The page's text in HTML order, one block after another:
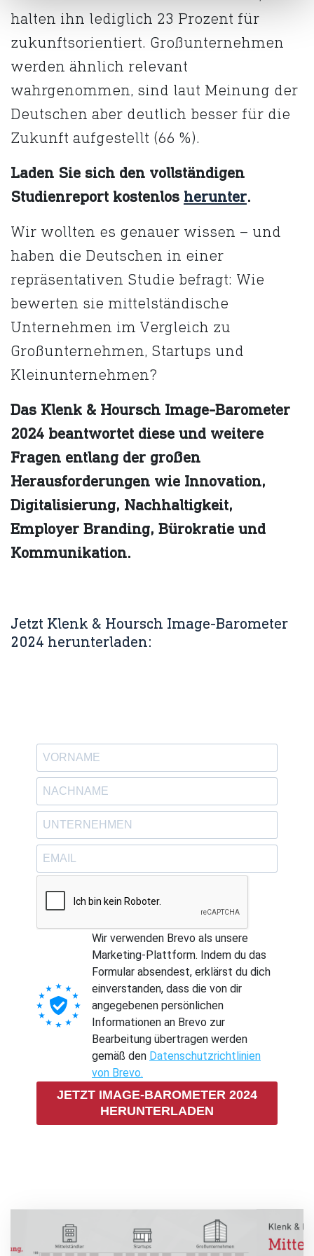
halten ihn lediglich 23 Prozent für
zukunftsorientiert. Großunternehmen
werden ähnlich relevant
wahrgenommen, sind laut Meinung der
Deutschen aber deutlich besser für die
Zukunft aufgestellt (66 %).
Laden Sie sich den vollständigen
Studienreport kostenlos herunter.
Wir wollten es genauer wissen – und
haben die Deutschen in einer
repräsentativen Studie befragt: Wie
bewerten sie mittelständische
Unternehmen im Vergleich zu
Großunternehmen, Startups und
Kleinunternehmen?
Das Klenk & Hoursch Image-Barometer
2024 beantwortet diese und weitere
Fragen entlang der großen
Herausforderungen wie Innovation,
Digitalisierung, Nachhaltigkeit,
Employer Branding, Bürokratie und
Kommunikation.
Jetzt Klenk & Hoursch Image-Barometer
2024 herunterladen:
Wir verwenden Brevo als unsere
Marketing-Plattform. Indem du das
Formular absendest, erklärst du dich
einverstanden, dass die von dir
angegebenen persönlichen
Informationen an Brevo zur
Bearbeitung übertragen werden
gemäß den Datenschutzrichtlinien
von Brevo.
JETZT IMAGE-BAROMETER 2024
HERUNTERLADEN